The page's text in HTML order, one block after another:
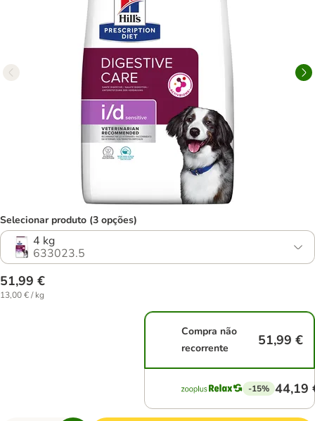
Selecionar produto (3 opções)
4 kg
633023.5
51,99 €
13,00 € / kg
Compra não
recorrente
51,99 €
-15% 44,19